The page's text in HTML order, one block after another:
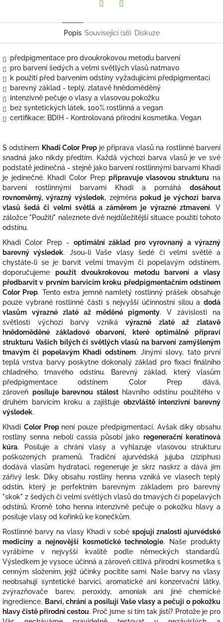
Popis Související (16) Diskuze
předpigmentace pro dvoukrokovou metodu barvení
pro barvení šedých a velmi světlých vlasů natmavo
k použití před barvením odstíny vyžadujícími předpigmentaci
barevný základ - teplý, zlatavě hnědoměděný
intenzivně pečuje o vlasy a vlasovou pokožku
bez syntetických látek, 100% rostlinná a vegan
certifikace: BDIH - Kontrolovaná přírodní kosmetika, Vegan
S odstínem Khadi Color Prepje příprava vlasů na rostlinné barvení
snadná jako nikdy předtím. Každá výchozí barva vlasů je ve své
podstatě jedinečná - stejně jako barvení rostlinnými barvami Khadi
je jedinečné. Khadi Color Preppřipravuje vlasovou strukturu na
barvení rostlinnými barvami Khadi a pomáhá dosáhout
rovnoměrný, výrazný výsledek, zejménapokud je výchozí barva
vlasů šedá či velmi světlá a záměrem je výrazné ztmavení. V
záložce "Použití" naleznete dvě nejdůležitější situace použití tohoto
odstínu.
Khadi Color Prep - optimální základ pro vyrovnaný a výrazný
barevný výsledek. Jsou-li Vaše vlasy šedé či velmi světlé a
chystáte-li se je barvit velmi tmavým či popelavým odstínem,
doporučujeme použít dvoukrokovou metodu barvení a vlasy
předbarvit v prvním barvicím kroku předpigmentačním odstínem
Color Prep. Tento extra jemně namletý rostlinný prášek obsahuje
pouze vybrané rostlinné části s nejvyšší účinnostní silou a dodá
vlasům výrazné zlaté až měděné pigmenty. V závislosti na
světlosti výchozí barvy vznikávýrazné zlaté až zlatavě
hnědoměděné základové obarvení, které optimálně připraví
strukturu Vašich bílých či světlých vlasů na barvení zamýšleným
tmavým či popelavým Khadi odstínem. Jinými slovy, tato první
teplá vrstva barvy poskytne dokonalý základ pro fixaci finálního
chladného, tmavého odstínu. Barevný základ, který vlasům
předpigmentace odstínem Color Prep dává,
zároveň posiluje barevnou stálosthlavního odstínu použitého v
druhém barvicím kroku a zajišťuje obzvláště intenzivní barevný
výsledek.
Khadi Color Prep není pouze předpigmentací. Avšak díky obsahu
rostliny senna neboli cassia působí jako regenerační keratinová
kúra. Posiluje a chrání vlasy a vyhlazuje vlasovou strukturu
poškozených pramenů. Tradiční ajurvédská jujuba (ziziphus)
dodává vlasům hydrataci, regeneruje je skrz naskrz a dává jim
zářivý lesk. Díky obsahu rostliny henna vzniká ve vlasech teplý
odstín, který je perfektním barevným základem pro barevný
"skok" z šedých či velmi světlých vlasů do tmavých či popelavých
odstínů. Kromě toho henna intenzivně pečuje o pokožku hlavy a
posiluje vlasy od kořínků ke konečkům.
Rostlinné barvy na vlasy Khadi v soběspojují znalosti ajurvédské
medicíny a nejnovější kosmetické technologie. Naše produkty
vyrábíme v nejvyšší kvalitě podle německých standardů.
Výsledkem je vysoce účinná a zároveň citlivá přírodní kosmetika s
cenným složením, jejíž účinky pocítíte sami. Naše barvy na vlasy
neobsahují syntetické barvicí, aromatické ani konzervační látky,
zvýrazňovače barev, peroxidy, amoniak ani jiné chemické
ingredience. Barví, chrání a posilují Vaše vlasy a pečují o pokožku
hlavy čistě přírodní cestou. Proč jsme si tím tak jistí? Protože je pro